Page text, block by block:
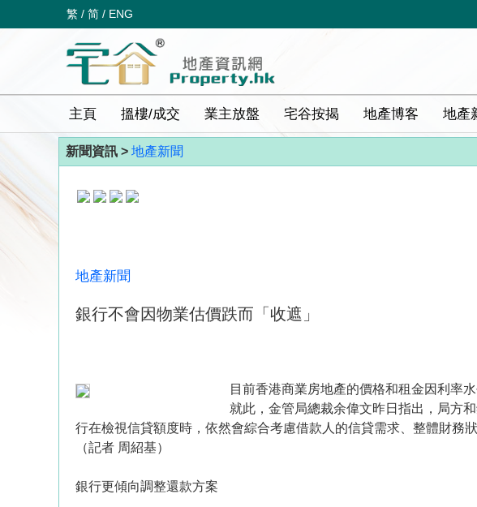
繁 / 简 / ENG
主頁 搵樓/成交 業主放盤 宅谷按揭 地產博客 地產
新聞資訊 > 地產新聞
地產新聞
銀行不會因物業估價跌而「收遮」
目前香港商業房地產的價格和租金因利率
就此，金管局總裁余偉文昨日指出，局方
行在檢視信貸額度時，依然會綜合考慮借款人的信貸需求、整體財務
（記者 周紹基）
銀行更傾向調整還款方案